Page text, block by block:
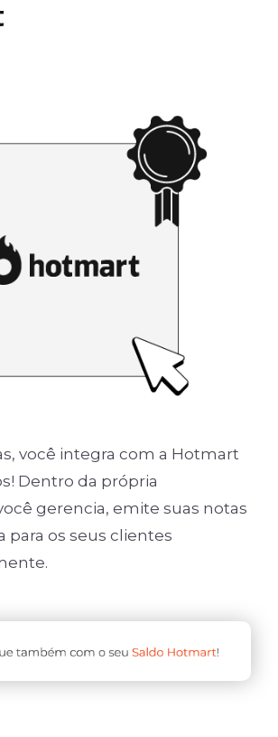
você integra com a Hotmart
Dentro da própria
gerencia, emite suas notas
para os seus clientes